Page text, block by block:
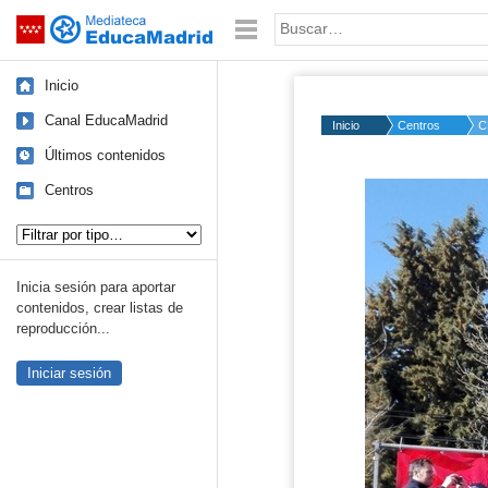
Saltar navegación Palabra o frase:
Inicio
Canal EducaMadrid
Últimos contenidos
Centros
Inicia sesión para aportar
contenidos, crear listas de
reproducción...
Iniciar sesión
Inicio Centros